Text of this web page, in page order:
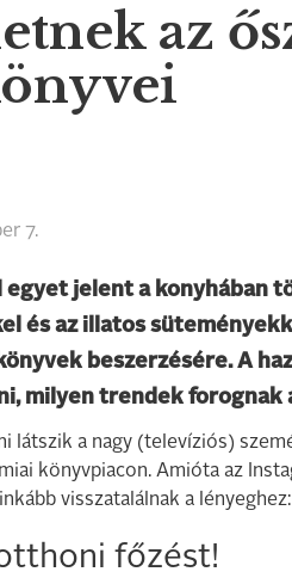
az
7.
egyet jelent a konyhában
és az illatos
beszerzésére. A
milyen trendek forognak
látszik a nagy (televíziós)
könyvpiacon. Amióta az
visszatalálnak a lényeghez:
főzést!